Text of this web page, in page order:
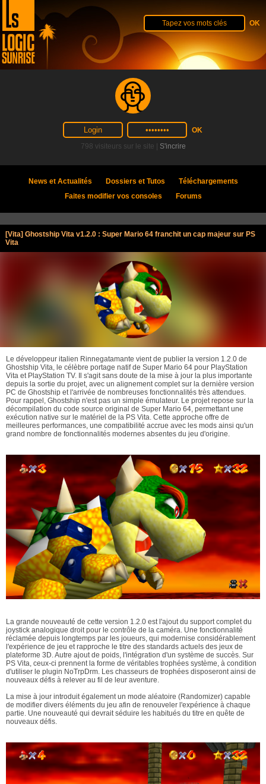
798 visiteurs sur le site | S'incrire
News et Actualités Dossiers et Tutos
Téléchargements
Faites modifier vos consoles
Forums
[Vita] Ghostship Vita v1.2.0 : Super Mario 64 franchit un cap majeur sur PS
Vita
Le développeur italien Rinnegatamante vient de publier la version 1.2.0 de
Ghostship Vita, le célèbre portage natif de Super Mario 64 pour PlayStation
Vita et PlayStation TV. Il s'agit sans doute de la mise à jour la plus importante
depuis la sortie du projet, avec un alignement complet sur la dernière version
PC de Ghostship et l'arrivée de nombreuses fonctionnalités très attendues.
Pour rappel, Ghostship n'est pas un simple émulateur. Le projet repose sur la
décompilation du code source original de Super Mario 64, permettant une
exécution native sur le matériel de la PS Vita. Cette approche offre de
meilleures performances, une compatibilité accrue avec les mods ainsi qu'un
grand nombre de fonctionnalités modernes absentes du jeu d'origine.
La grande nouveauté de cette version 1.2.0 est l'ajout du support complet du
joystick analogique droit pour le contrôle de la caméra. Une fonctionnalité
réclamée depuis longtemps par les joueurs, qui modernise considérablement
l'expérience de jeu et rapproche le titre des standards actuels des jeux de
plateforme 3D. Autre ajout de poids, l'intégration d'un système de succès. Sur
PS Vita, ceux-ci prennent la forme de véritables trophées système, à condition
d'utiliser le plugin NoTrpDrm. Les chasseurs de trophées disposeront ainsi de
nouveaux défis à relever au fil de leur aventure.
La mise à jour introduit également un mode aléatoire (Randomizer) capable
de modifier divers éléments du jeu afin de renouveler l'expérience à chaque
partie. Une nouveauté qui devrait séduire les habitués du titre en quête de
nouveaux défis.